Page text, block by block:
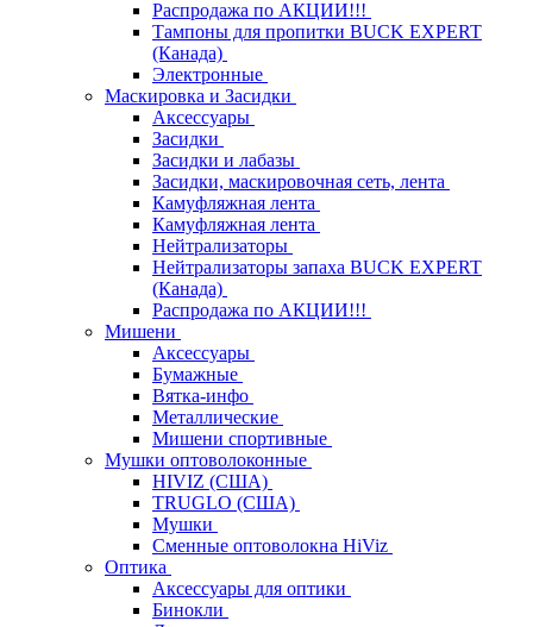
Распродажа по АКЦИИ!!!
Тампоны для пропитки BUCK EXPERT
(Канада)
Электронные
Маскировка и Засидки
Аксессуары
Засидки
Засидки и лабазы
Засидки, маскировочная сеть, лента
Камуфляжная лента
Камуфляжная лента
Нейтрализаторы
Нейтрализаторы запаха BUCK EXPERT
(Канада)
Распродажа по АКЦИИ!!!
Мишени
Аксессуары
Бумажные
Вятка-инфо
Металлические
Мишени спортивные
Мушки оптоволоконные
HIVIZ (США)
TRUGLO (США)
Мушки
Сменные оптоволокна HiViz
Оптика
Аксессуары для оптики
Бинокли